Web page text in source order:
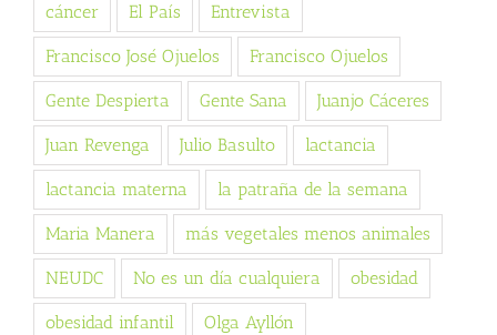
cáncer El País Entrevista
Francisco José Ojuelos Francisco Ojuelos
Gente Despierta Gente Sana Juanjo Cáceres
Juan Revenga Julio Basulto lactancia
lactancia materna la patraña de la semana
Maria Manera más vegetales menos animales
NEUDC No es un día cualquiera obesidad
obesidad infantil Olga Ayllón